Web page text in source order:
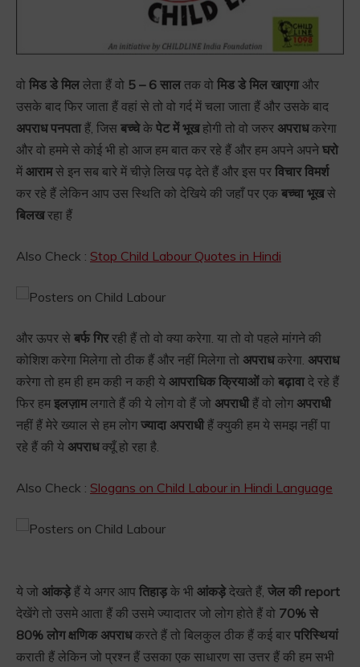
वो मिड डे मिल लेता हैं वो 5 – 6 साल तक वो मिड डे मिल खाएगाऔर
उसके बाद फिर जाता हैं वहां से तो वो गर्द में चला जाता हैं और उसके बाद
अपराध पनपताहैं, जिस बच्चेके पेट में भूखहोगी तो वो जरुर अपराधकरेगा
और वो हममे से कोई भी हो आज हम बात कर रहे हैं और हम अपने अपने घरो
में आरामसे इन सब बारे में चीज़े लिख पढ़ देते हैं और इस पर विचार विमर्श
कर रहे हैं लेकिन आप उस स्थिति को देखिये की जहाँ पर एक बच्चा भूखसे
बिलखरहा हैं
Also Check : Stop Child Labour Quotes in Hindi
और ऊपर से बर्फ गिररही हैं तो वो क्या करेगा. या तो वो पहले मांगने की
कोशिश करेगा मिलेगा तो ठीक हैं और नहीं मिलेगा तो अपराधकरेगा. अपराध
करेगा तो हम ही हम कही न कही ये आपराधिक क्रियाओंको बढ़ावादे रहे हैं
फिर हम इलज़ामलगाते हैं की ये लोग वो हैं जो अपराधीहैं वो लोग अपराधी
नहीं हैं मेरे ख्याल से हम लोगज्यादा अपराधीहैं क्युकी हम ये समझ नहीं पा
रहे हैं की ये अपराधक्यूँ हो रहा है.
Also Check : Slogans on Child Labour in Hindi Language
ये जो आंकड़ेहैं ये अगर आप तिहाड़के भी आंकड़ेदेखते हैं, जेल की report
देखेंगे तो उसमे आता हैं की उसमे ज्यादातर जो लोग होते हैं वो 70% से
80% लोग क्षणिक अपराधकरते हैं तो बिलकुल ठीक हैं कई बार परिस्थियां
कराती हैं लेकिन जो प्रश्न हैं उसका एक साधारण सा उत्तर हैं की हम सभी